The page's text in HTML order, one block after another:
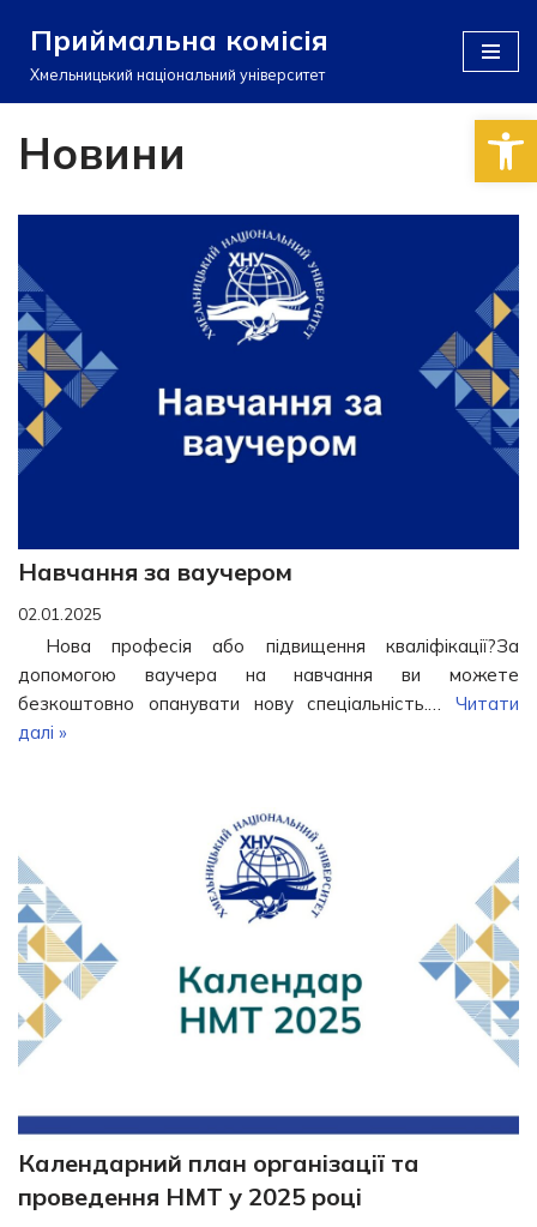
Перейти
Приймальна комісія
Хмельницький національний університет
Новини
Навчання за ваучером
02.01.2025
Нова професія або підвищення кваліфікації?За
допомогою ваучера на навчання ви можете
безкоштовно опанувати нову спеціальність.… Читати
далі »
Календарний план організації та
проведення НМТ у 2025 році